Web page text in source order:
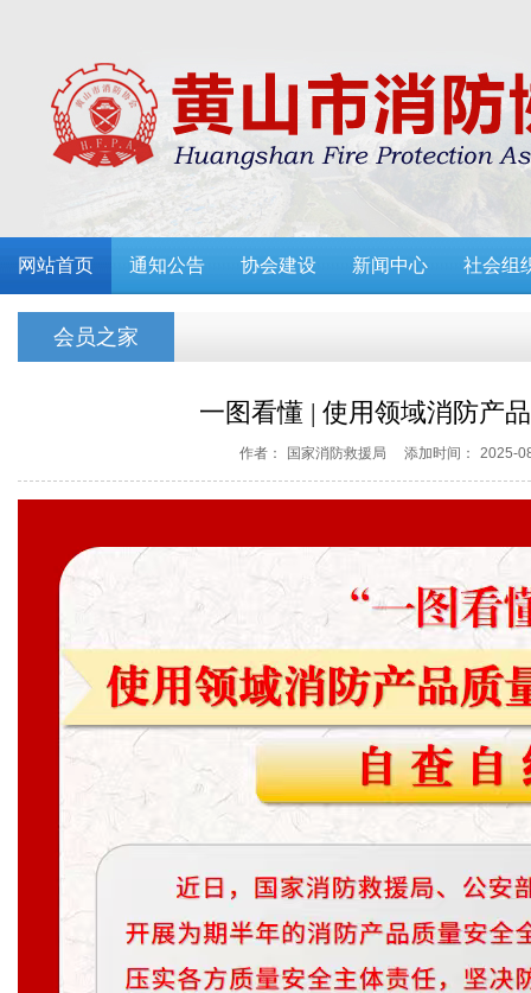
网站首页 通知公告 协会建设 新闻中心 社会组
会员之家
一图看懂 | 使用领域消防产
作者： 国家消防救援局 添加时间： 2025-